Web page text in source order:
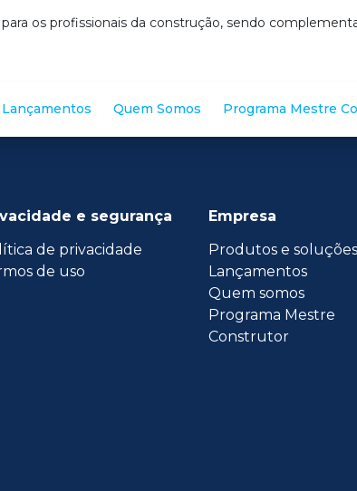
os profissionais da construção, sendo
Lançamentos Quem Somos Programa Mestre
e segurança
de privacidade
de uso
Empresa
Produtos e soluções
Lançamentos
Quem somos
Programa Mestre
Construtor